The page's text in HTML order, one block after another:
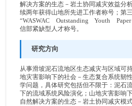
解决方案的生态－岩土协同减灾效益分
续两年获得山地所先进工作者称号；第
“WASWAC Outstanding Youth
信部紧缺型人才称号。
研究方向
从事滑坡泥石流地区生态减灾与区域可
地灾害影响下的社会－生态复合系统韧
学问题，具体研究包括但不限于：泥石
下的流域系统风险演化；山地灾害影响
自然解决方案的生态－岩土协同减灾模